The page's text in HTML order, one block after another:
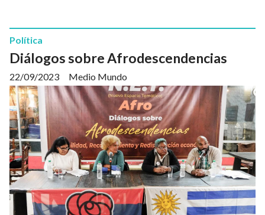
Diálogos sobre Afrodescendencias
Medio Mundo
Política
22/09/2023